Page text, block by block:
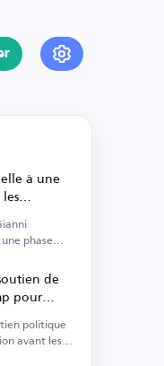
à une
phase
de
pour
politique
avant les